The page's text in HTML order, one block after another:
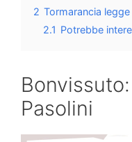
2 Tormarancia legge
2.1 Potrebbe
Pasolini